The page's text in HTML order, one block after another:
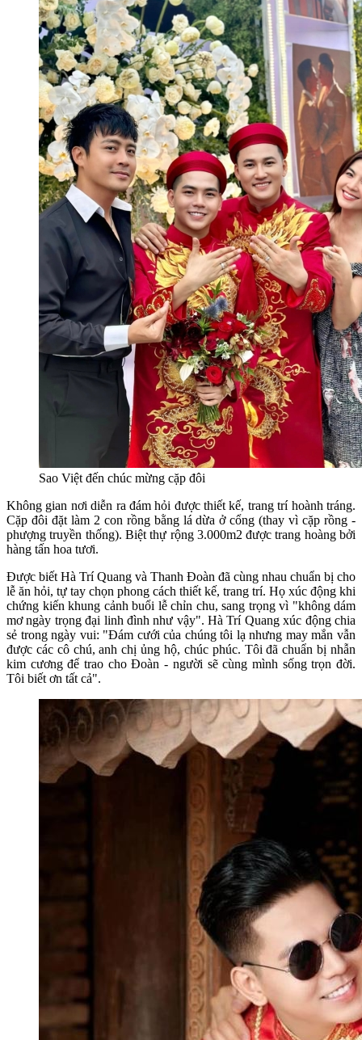
Sao Việt đến chúc mừng cặp đôi
Không gian nơi diễn ra đám hỏi được thiết kế, trang trí hoành tráng.
Cặp đôi đặt làm 2 con rồng bằng lá dừa ở cổng (thay vì cặp rồng -
phượng truyền thống). Biệt thự rộng 3.000m2 được trang hoàng bởi
hàng tấn hoa tươi.
Được biết Hà Trí Quang và Thanh Đoàn đã cùng nhau chuẩn bị cho
lễ ăn hỏi, tự tay chọn phong cách thiết kế, trang trí. Họ xúc động khi
chứng kiến khung cảnh buổi lễ chỉn chu, sang trọng vì "không dám
mơ ngày trọng đại linh đình như vậy". Hà Trí Quang xúc động chia
sẻ trong ngày vui: "Đám cưới của chúng tôi lạ nhưng may mắn vẫn
được các cô chú, anh chị ủng hộ, chúc phúc. Tôi đã chuẩn bị nhẫn
kim cương để trao cho Đoàn - người sẽ cùng mình sống trọn đời.
Tôi biết ơn tất cả".